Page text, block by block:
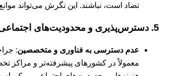
تضاد است، نباشند. این نگرش می‌تواند
5. دسترس‌پذیری و محدودیت‌های
عدم دسترسی به فناوری و متخصصین:
معمولاً در کشورهای پیشرفته‌تر و